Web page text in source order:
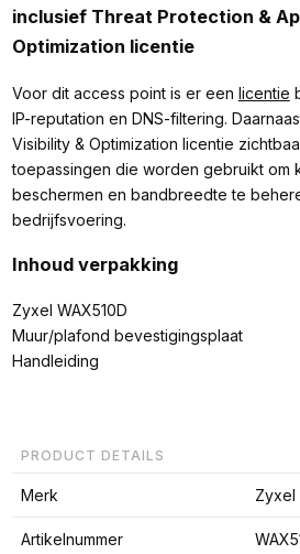
inclusief Threat Protection &
Optimization licentie
Voor dit access point is er een licentie
IP-reputation en DNS-filtering.
Visibility & Optimization licentie
toepassingen die worden gebruikt om
beschermen en bandbreedte te
bedrijfsvoering.
Inhoud verpakking
Zyxel WAX510D
Muur/plafond bevestigingsplaat
Handleiding
PRODUCT DETAILS
Merk Zyxel
Artikelnummer